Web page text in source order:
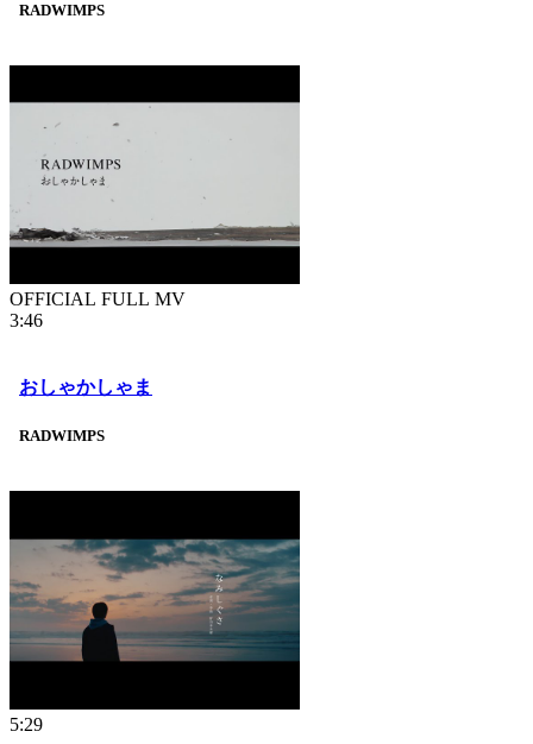
RADWIMPS
OFFICIAL FULL MV
3:46
おしゃかしゃま
RADWIMPS
5:29